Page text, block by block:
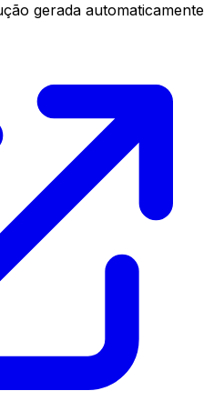
gerada automaticamente